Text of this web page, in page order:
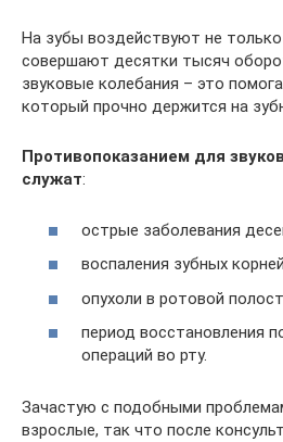
На зубы воздействуют не
совершают десятки тысяч
звуковые колебания – это
который прочно держится на
Противопоказанием для
служат:
острые заболевания
воспаления зубных
опухоли в ротовой
период восстановления
операций во рту.
Зачастую с подобными
взрослые, так что после